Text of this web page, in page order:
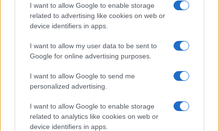
I want to allow Google to enable storage
related to advertising like cookies on web or
device identifiers in apps.
I want to allow my user data to be sent to
Google for online advertising purposes.
I want to allow Google to send me
personalized advertising.
I want to allow Google to enable storage
related to analytics like cookies on web or
device identifiers in apps.